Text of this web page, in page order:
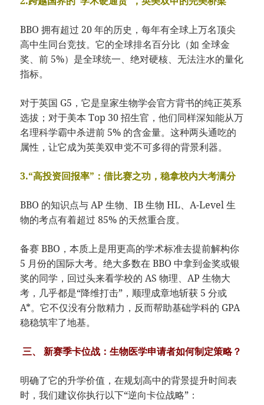
BBO 拥有超过 20 年的历史，每年有全球上万名顶尖
高中生同台竞技。它的全球排名百分比（如 全球金
奖、前 5%）是全球统一、绝对硬核、无法注水的量化
指标。
对于英国 G5，它是皇家生物学会官方背书的纯正英系
选拔；对于美本 Top 30 招生官，他们同样深知能从万
名理科学霸中杀进前 5% 的含金量。这种两头通吃的
属性，让它成为英美双申党不可多得的背景利器。
3.“高投资回报率”：借比赛之功，稳拿校内大考满分
BBO 的知识点与 AP 生物、IB 生物 HL、A-Level 生
物的考点有着超过 85% 的天然重合度。
备赛 BBO，本质上是用更高的学术标准去提前解构你
5 月份的国际大考。绝大多数在 BBO 中拿到金奖或银
奖的同学，回过头来看学校的 AS 物理、AP 生物大
考，几乎都是“降维打击”，顺理成章地斩获 5 分或
A*。它不仅没有分散精力，反而帮助基础学科的 GPA
稳稳筑牢了地基。
三、 新赛季卡位战：生物医学申请者如何制定策略？
明确了它的升学价值，在规划高中的背景提升时间表
时，我们建议你执行以下“逆向卡位战略”：